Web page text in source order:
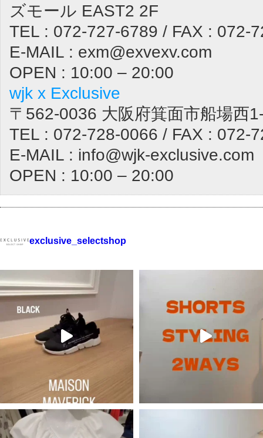
ズモール EAST2 2F
TEL : 072-727-6789 / FAX : 072-
E-MAIL : exm@exvexv.com
OPEN : 10:00 – 20:00
wjk x Exclusive
〒562-0036 大阪府箕面市船場西
TEL : 072-728-0066 / FAX : 072-
E-MAIL : info@wjk-exclusive.com
OPEN : 10:00 – 20:00
exclusive_selectshop